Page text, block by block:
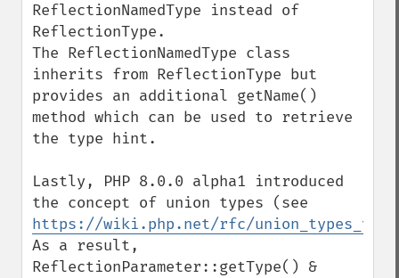
ReflectionNamedType instead of
ReflectionType.
The ReflectionNamedType class
inherits from ReflectionType but
provides an additional getName()
method which can be used to retrieve
the type hint.
Lastly, PHP 8.0.0 alpha1 introduced
https://wiki.php.net/rfc/union_types_v2
As a result,
ReflectionParameter::getType() &